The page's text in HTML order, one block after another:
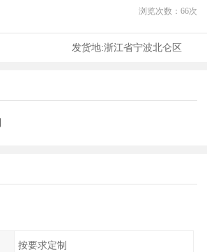
浏览次数： 66次
发货地:浙江省宁波北仑区
按要求定制